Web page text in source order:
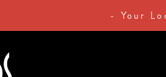
- Your